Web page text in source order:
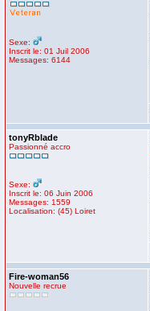
Sexe:
Inscrit le: 01 Juil 2006
Messages: 6144
tonyRblade
Passionné accro
Sexe:
Inscrit le: 06 Juin 2006
Messages: 1559
Localisation: (45) Loiret
Fire-woman56
Nouvelle recrue